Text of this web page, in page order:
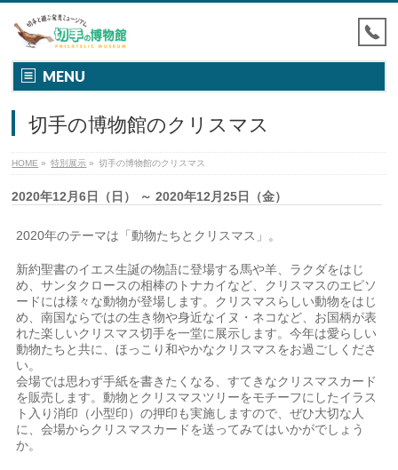
MENU
切手の博物館のクリスマス
HOME » 特別展示 » 切手の博物館のクリスマス
2020年12月6日（日） ～ 2020年12月25日（金）
2020年のテーマは「動物たちとクリスマス」。
新約聖書のイエス生誕の物語に登場する馬や羊、ラクダをはじ
め、サンタクロースの相棒のトナカイなど、クリスマスのエピソ
ードには様々な動物が登場します。クリスマスらしい動物をはじ
め、南国ならではの生き物や身近なイヌ・ネコなど、お国柄が表
れた楽しいクリスマス切手を一堂に展示します。今年は愛らしい
動物たちと共に、ほっこり和やかなクリスマスをお過ごしくださ
い。
会場では思わず手紙を書きたくなる、すてきなクリスマスカード
を販売します。動物とクリスマスツリーをモチーフにしたイラス
ト入り消印（小型印）の押印も実施しますので、ぜひ大切な人
に、会場からクリスマスカードを送ってみてはいかがでしょう
か。